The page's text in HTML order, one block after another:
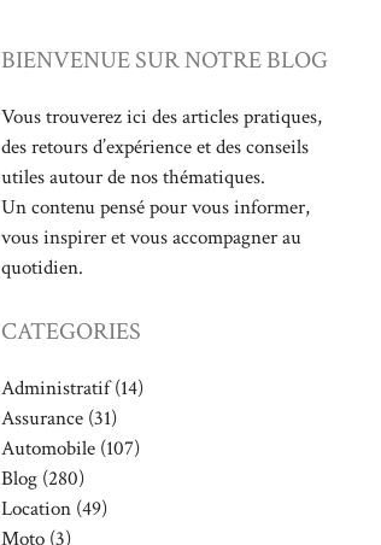
BIENVENUE SUR NOTRE BLOG
Vous trouverez ici des articles pratiques,
des retours d’expérience et des conseils
utiles autour de nos thématiques.
Un contenu pensé pour vous informer,
vous inspirer et vous accompagner au
quotidien.
CATEGORIES
Administratif(14)
Assurance (31)
Automobile (107)
Blog (280)
Location (49)
Moto (3)